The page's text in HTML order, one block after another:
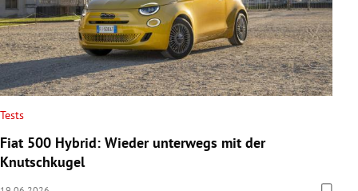
Tests
Fiat 500 Hybrid: Wieder unterwegs mit der
Knutschkugel